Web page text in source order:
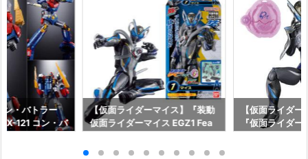
ン・バトラー
121 コン・バ
合体フィギュ
【仮面ライダーマイス】『装動
仮面ライダーマイス EGZ1 Fea
t．装動 仮面ライダーゼッツ』
食玩フィギュア予約【バンダ
【仮面ライダ
『仮面ライダ
シードエグズ』